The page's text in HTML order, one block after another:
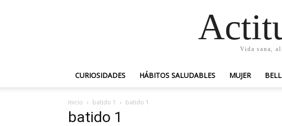
Vida sana,
CURIOSIDADES HÁBITOS SALUDABLES MUJER
Inicio batido 1 batido 1
batido 1